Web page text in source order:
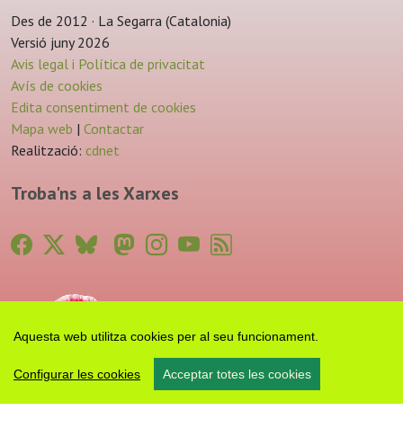
Aquesta web utilitza cookies per al seu funcionament.
Configurar les cookies Acceptar totes les cookies
Des de 2012 · La Segarra (Catalonia)
Versió juny 2026
Avis legal i Política de privacitat
Avís de cookies
Edita consentiment de cookies
Mapa web | Contactar
Realització: cdnet
Troba'ns a les Xarxes